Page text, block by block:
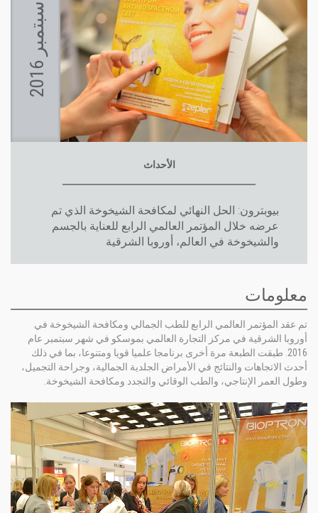
س
ب
ت
م
ب
ر
2
0
1
6
الأحداث
بيوبترون: الحل النهائي لمكافحة الشيخوخة الذي تم
عرضه خلال المؤتمر العالمي الرابع للعناية بالجسم
والشيخوخة في العالم، أوروبا الشرقية
معلومات
تم عقد المؤتمر العالمي الرابع للطب الجمالي ومكافحة الشيخوخة في
أوروبا الشرقية في مركز التجارة العالمي بموسكو في شهر سبتمبر عام
2016. طبقت الطبعة مرة أخرى برنامجا علميا قويا ومتنوعا، بما في ذلك
أحدث الاتجاهات والنتائج في الأمراض الجلدية الجمالية، وجراحة التجميل،
وطول العمر الإنتاجي، والطب الوقائي والتجدد ومكافحة الشيخوخة.